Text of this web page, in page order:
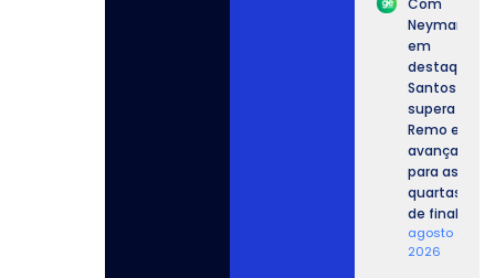
Neymar
em
destaque,
Santos
supera o
Remo e
avança
para as
quartas
de final.
agosto 6,
2026